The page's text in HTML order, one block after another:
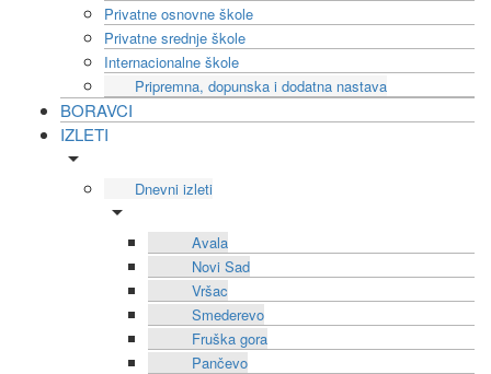
Privatne osnovne škole
Privatne srednje škole
Internacionalne škole
Pripremna, dopunska i dodatna nastava
BORAVCI
IZLETI
Dnevni izleti
Avala
Novi Sad
Vršac
Smederevo
Fruška gora
Pančevo